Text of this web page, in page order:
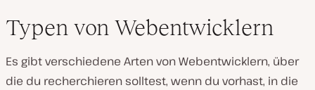
Typen von Webentwicklern
Es gibt verschiedene Arten von Webentwicklern, über
die du recherchieren solltest, wenn du vorhast, in die